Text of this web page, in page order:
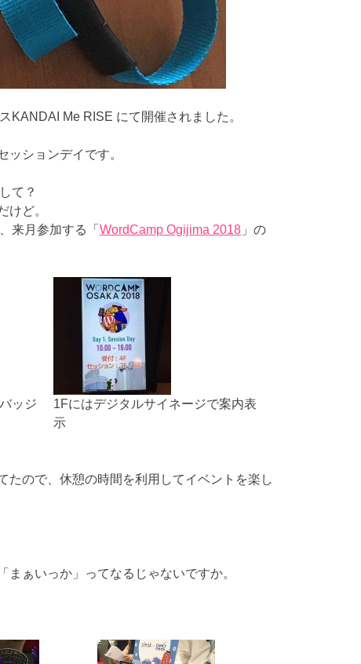
KANDAI Me RISE にて開催されました。
ションデイです。
て？
けど。
来月参加する「 WordCamp Ogijima 2018 」の
ッジ
1Fにはデジタルサイネージで案内表
示
たので、休憩の時間を利用してイベントを楽し
ぁいっか」ってなるじゃないですか。